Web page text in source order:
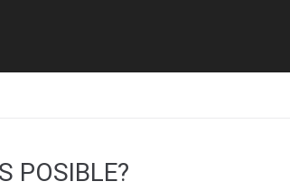
POSIBLE?